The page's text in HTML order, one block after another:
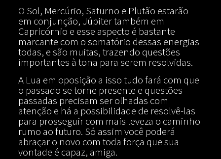
O Sol, Mercúrio, Saturno e Plutão estarão
em conjunção, Júpiter também em
Capricórnio e esse aspecto é bastante
marcante com o somatório dessas energias
todas, e são muitas, trazendo questões
importantes à tona para serem resolvidas.
A Lua em oposição a isso tudo fará com que
o passado se torne presente e questões
passadas precisam ser olhadas com
atenção e há a possibilidade de resolvê-las
para prosseguir com mais leveza o caminho
rumo ao futuro. Só assim você poderá
abraçar o novo com toda força que sua
vontade é capaz, amiga.